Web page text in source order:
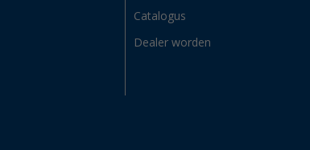
Catalogus
Dealer worden